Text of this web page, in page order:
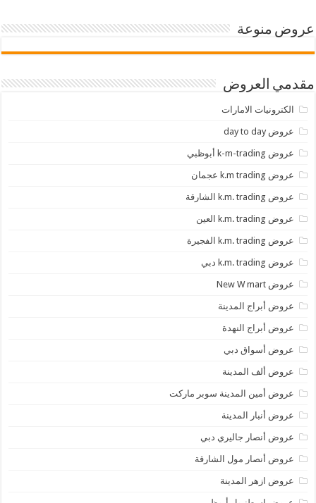
عروض منوعة
مقدمي العروض
الكترونيات الامارات
عروض day to day
عروض k-m-trading أبوظبي
عروض k.m trading عجمان
عروض k.m. trading الشارقة
عروض k.m. trading العين
عروض k.m. trading الفجيرة
عروض k.m. trading دبي
عروض New W mart
عروض أبراج المدينة
عروض أبراج النهدة
عروض أسواق دبي
عروض ألف المدينة
عروض أمين المدينة سوبر ماركت
عروض أنبار المدينة
عروض أنصار جاليري دبي
عروض أنصار مول الشارقة
عروض ازهر المدينة